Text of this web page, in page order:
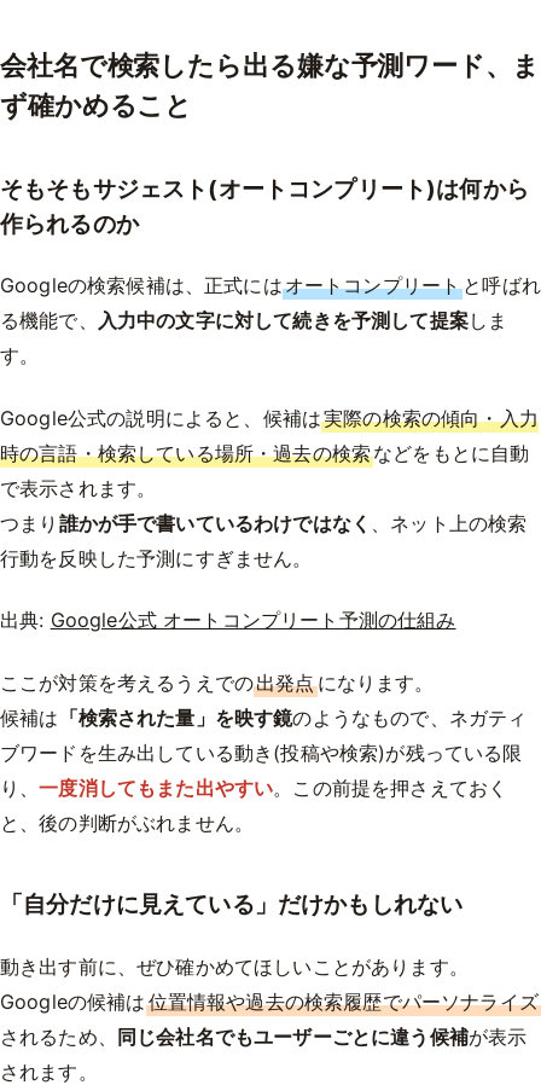
会社名で検索したら出る嫌な予測ワード、ま
ず確かめること
そもそもサジェスト(オートコンプリート)は何から
作られるのか
Googleの検索候補は、正式にはオートコンプリートと呼ばれ
る機能で、 入力中の文字に対して続きを予測して提案しま
す。
Google公式の説明によると、候補は実際の検索の傾向・入力
時の言語・検索している場所・過去の検索などをもとに自動
で表示されます。
つまり 誰かが手で書いているわけではなく
、ネット上の検索
行動を反映した予測にすぎません。
出典: Google公式 オートコンプリート予測の仕組み
ここが対策を考えるうえでの出発点になります。
候補は 「検索された量」を映す鏡のようなもので、ネガティ
ブワードを生み出している動き(投稿や検索)が残っている限
り、一度消してもまた出やすい。この前提を押さえておく
と、後の判断がぶれません。
「自分だけに見えている」だけかもしれない
動き出す前に、ぜひ確かめてほしいことがあります。
Googleの候補は位置情報や過去の検索履歴でパーソナライズ
されるため、 同じ会社名でもユーザーごとに違う候補が表示
されます。